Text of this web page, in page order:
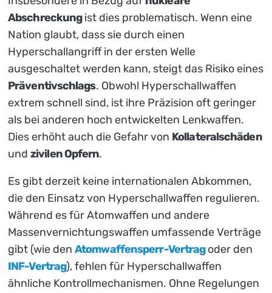
Abschreckungist dies problematisch. Wenn eine
Nation glaubt, dass sie durch einen
Hyperschallangriff in der ersten Welle
ausgeschaltet werden kann, steigt das Risiko eines
Präventivschlags. Obwohl Hyperschallwaffen
extrem schnell sind, ist ihre Präzision oft geringer
als bei anderen hoch entwickelten Lenkwaffen.
Dies erhöht auch die Gefahr von Kollateralschäden
und zivilen Opfern.
Es gibt derzeit keine internationalen Abkommen,
die den Einsatz von Hyperschallwaffen regulieren.
Während es für Atomwaffen und andere
Massenvernichtungswaffen umfassende Verträge
gibt (wie den Atomwaffensperr-Vertrag oder den
INF-Vertrag), fehlen für Hyperschallwaffen
ähnliche Kontrollmechanismen. Ohne Regelungen